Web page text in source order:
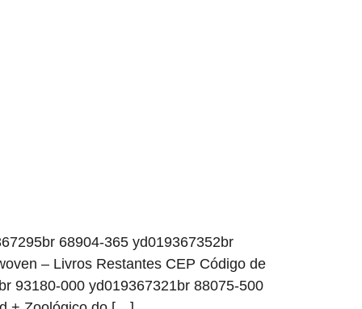
68904-365 yd019367352br
– Livros Restantes CEP Código de
93180-000 yd019367321br 88075-500